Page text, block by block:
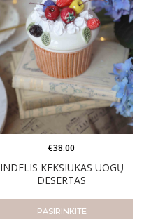
INDELIS KEKSIUKAS UOGŲ
DESERTAS
€38.00
PASIRINKITE